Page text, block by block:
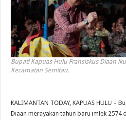
Bupati Kapuas Hulu Fransiskus Diaan
Kecamatan Semitau.
KALIMANTAN TODAY, KAPUAS HULU –
Diaan merayakan tahun baru imlek 2574